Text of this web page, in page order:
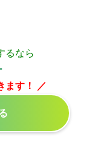
るなら
ます！ ／